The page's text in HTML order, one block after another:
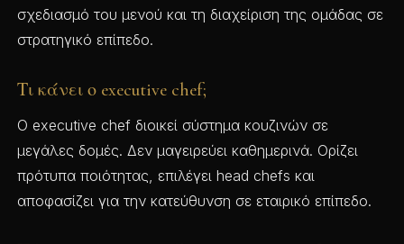
σχεδιασμό του μενού και τη διαχείριση της ομάδας σε
στρατηγικό επίπεδο.
Τι κάνει ο executive chef;
Ο executive chef διοικεί σύστημα κουζινών σε
μεγάλες δομές. Δεν μαγειρεύει καθημερινά. Ορίζει
πρότυπα ποιότητας, επιλέγει head chefs και
αποφασίζει για την κατεύθυνση σε εταιρικό επίπεδο.